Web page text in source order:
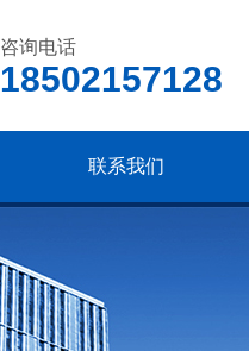
咨询电话
18502157128
联系我们